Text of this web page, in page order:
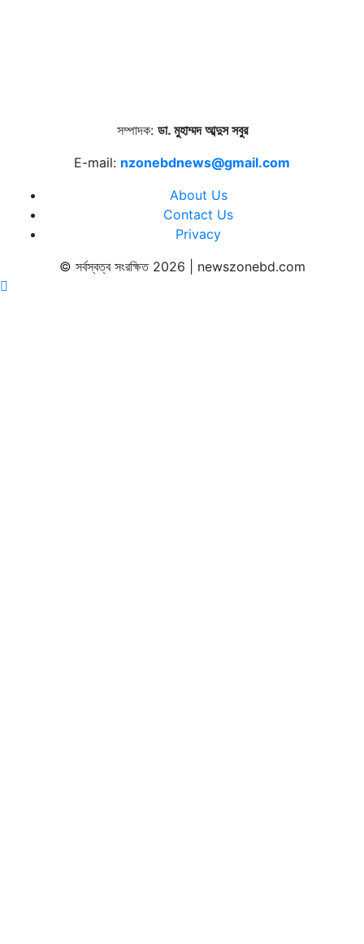
সম্পাদক: ডা. মুহাম্মদ আব্দুস সবুর
E-mail: nzonebdnews@gmail.com
About Us
Contact Us
Privacy
© সর্বস্বত্ব সংরক্ষিত 2026 | newszonebd.com